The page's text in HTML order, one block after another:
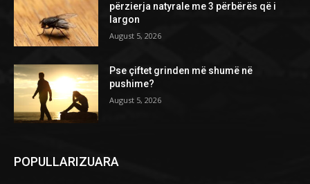
përzierja natyrale me 3 përbërës që i
largon
August 5, 2026
Pse çiftet grinden më shumë në
pushime?
August 5, 2026
POPULLARIZUARA